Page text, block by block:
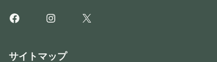
FacebookInstagram
X
サイトマップ